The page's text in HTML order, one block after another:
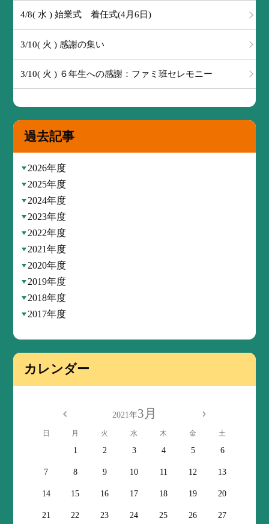
4/8( 水 ) 始業式 着任式(4月6日)
3/10( 火 ) 感謝の集い
3/10( 火 ) ６年生への感謝：ファミ班セレモニー
過去記事
2026年度
2025年度
2024年度
2023年度
2022年度
2021年度
2020年度
2019年度
2018年度
2017年度
カレンダー
2021年3月
日 月 火 水 木 金 土
1 2 3 4 5 6
7 8 9 10 11 12 13
14 15 16 17 18 19 20
21 22 23 24 25 26 27